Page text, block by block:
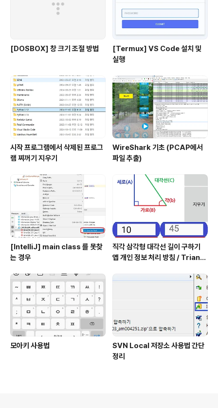
[DOSBOX] 창 크기 조절 방법
[Termux] VS Code 설치 및
실행
시작 프로그램에서 삭제된 프로그
램 찌꺼기 지우기
WireShark 기초 (PCAP에서
파일 추출)
[IntelliJ] main class 를 못찾
는 경우
직각 삼각형 대각선 길이 구하기
앱 개인 정보 처리 방침 / Triangl
cy
모아키 사용법
SVN Local 저장소 사용법 간단
정리